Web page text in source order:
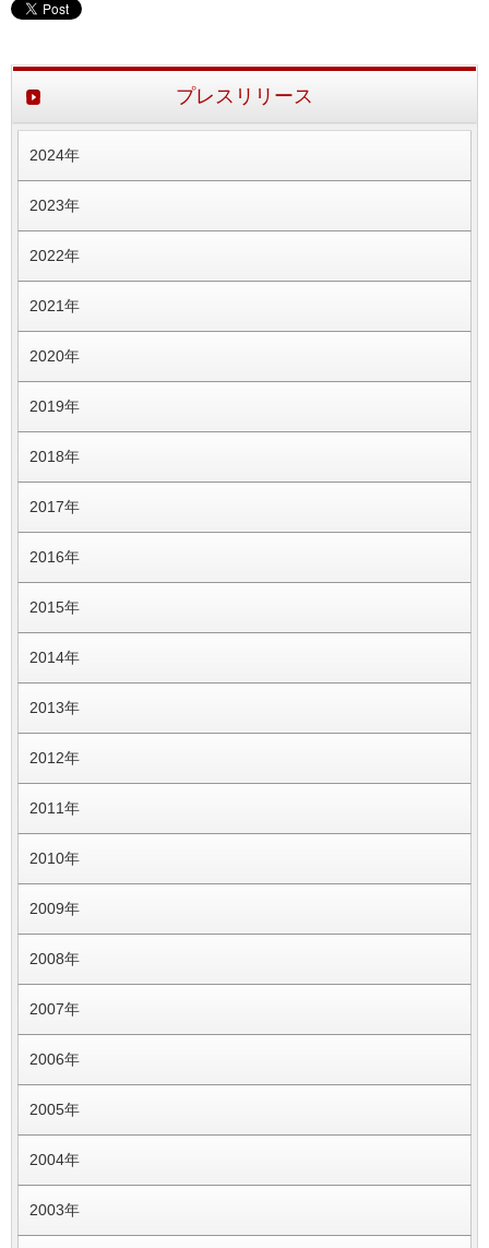
プレスリリース
2024年
2023年
2022年
2021年
2020年
2019年
2018年
2017年
2016年
2015年
2014年
2013年
2012年
2011年
2010年
2009年
2008年
2007年
2006年
2005年
2004年
2003年